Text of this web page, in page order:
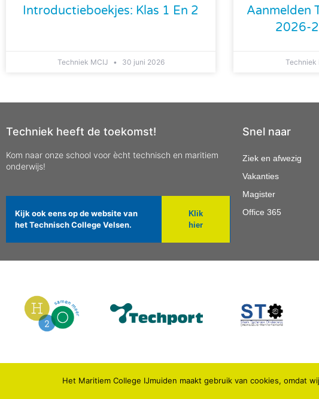
Introductieboekjes: Klas 1 En 2
Techniek MCIJ 30 juni 2026
Aanmelden
2026-
Techniek
Techniek heeft de toekomst!
Kom naar onze school voor ècht technisch en maritiem
onderwijs!
Kijk ook eens op de website van
het Technisch College Velsen.
Klik
hier
Snel naar
Ziek en afwezig
Vakanties
Magister
Office 365
© 2021 MARITIEM COLLEGE IJMUIDEN.
Het Maritiem College IJmuiden maakt gebruik van cookies, omdat